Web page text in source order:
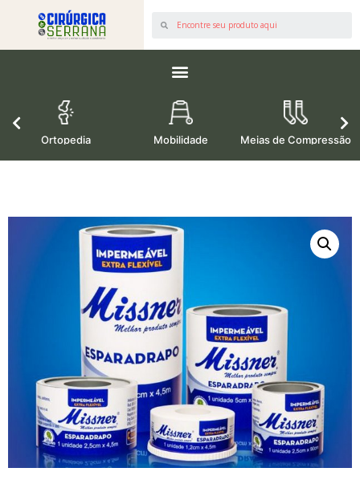
Ortopedia Mobilidade Meias de Compressão